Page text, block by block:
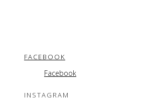
FACEBOOK
Facebook
INSTAGRAM